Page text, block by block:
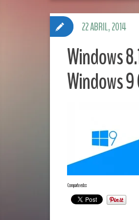
Windows
Windows
Comparte esto:
22 ABRIL, 2014